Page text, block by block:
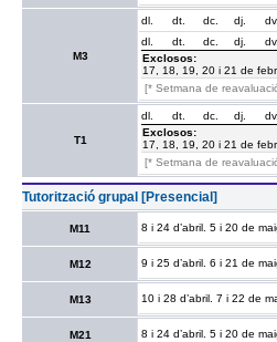
M3
dl. dt. dc. dj. dv.
dl.
dt. dc. dj. dv.
Exclosos:
17, 18, 19, 20 i 21 de
[* Setmana de
T1
dl. dt. dc. dj. dv.
Exclosos:
17, 18, 19, 20 i 21 de
[* Setmana de
Tutorització grupal [Presencial]
M11 8 i 24 d’abril. 5 i 20 de
M12 9 i 25 d’abril. 6 i 21 de
M13 10 i 28 d’abril. 7 i 22 de
M21 8 i 24 d’abril. 5 i 20 de